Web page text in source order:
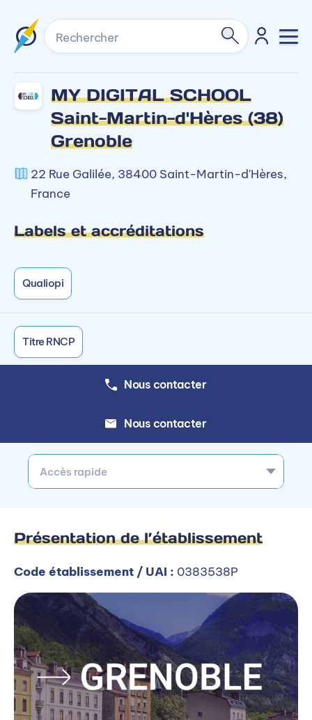
Rechercher
MY DIGITAL SCHOOL
Saint-Martin-d'Hères (38)
Grenoble
22 Rue Galilée, 38400 Saint-Martin-d'Hères,
France
Labels et accréditations
Qualiopi
Titre RNCP
Nous contacter
Nous contacter
Accès rapide
Présentation de l’établissement
Code établissement / UAI : 0383538P